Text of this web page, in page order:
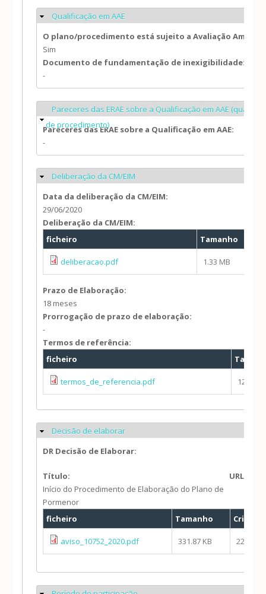
Ocultar
Qualificação em AAE
O plano/procedimento está sujeito a Avaliação
Sim
Documento de fundamentação de inexigibilidade:
-
Ocultar
Pareceres das ERAE sobre a Qualificação em AAE
de procedimento)
Pareceres das ERAE sobre a Qualificação em AAE:
-
Ocultar
Deliberação da CM/EIM
Data da deliberação da CM/EIM:
29/06/2020
Deliberação da CM/EIM:
ficheiro
Tamanho
deliberacao.pdf 1.33 MB
Prazo de Elaboração:
18 meses
Prorrogação de prazo de elaboração:
-
Termos de referência:
ficheiro
termos_de_referencia.pdf 12.51
Ocultar
Decisão de elaborar
DR Decisão de Elaborar:
Título:
Início do Procedimento de Elaboração do Plano de
Pormenor
URL:
ficheiro Tamanho Criado
aviso_10752_2020.pdf 331.87 KB 22/07/